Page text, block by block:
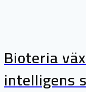
Bioteria
intelligens